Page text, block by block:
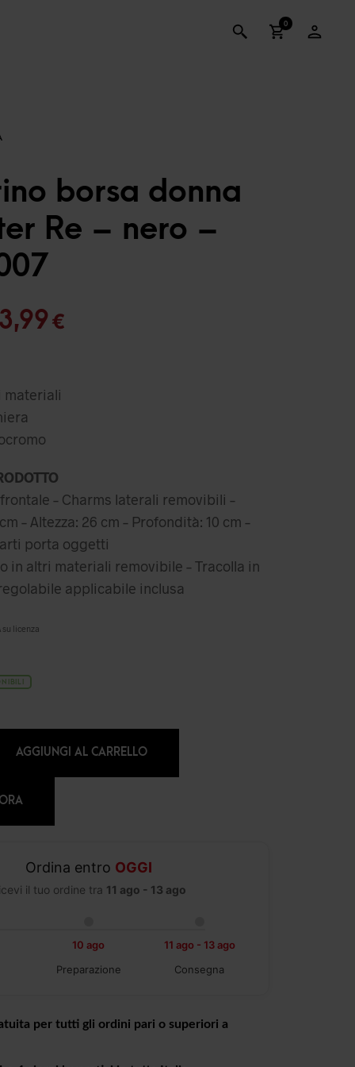
0
borsa donna
Re – nero –
€.
€
materiali
– Charms laterali removibili –
– Altezza: 26 cm – Profondità: 10 ​​cm –
porta oggetti
in altri materiali removibile – Tracolla in
applicabile inclusa
licenza
AGGIUNGI AL CARRELLO
Ordina entro OGGI
il tuo ordine tra 11 ago - 13 ago
10 ago
Preparazione
11 ago - 13 ago
Consegna
per tutti gli ordini pari o superiori a